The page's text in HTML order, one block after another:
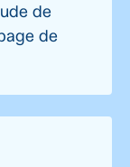
de
de